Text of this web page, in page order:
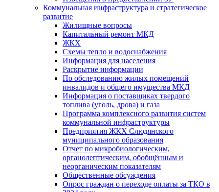
Коммунальная инфраструктура и стратегическое
развитие
Жилищные вопросы
Капитальный ремонт МКД
ЖКХ
Схемы тепло и водоснабжения
Информация для населения
Раскрытие информации
По обследованию жилых помещений
инвалидов и общего имущества МКД
Информация о поставщиках твердого
топлива (уголь, дрова) и газа
Программа комплексного развития систем
коммунальной инфраструктуры
Предприятия ЖКХ Слюдянского
муниципального образования
Отчет по микробиологическим,
органолептическим, обобщённым и
неорганическим показателям
Общественные обсуждения
Опрос граждан о переходе оплаты за ТКО в